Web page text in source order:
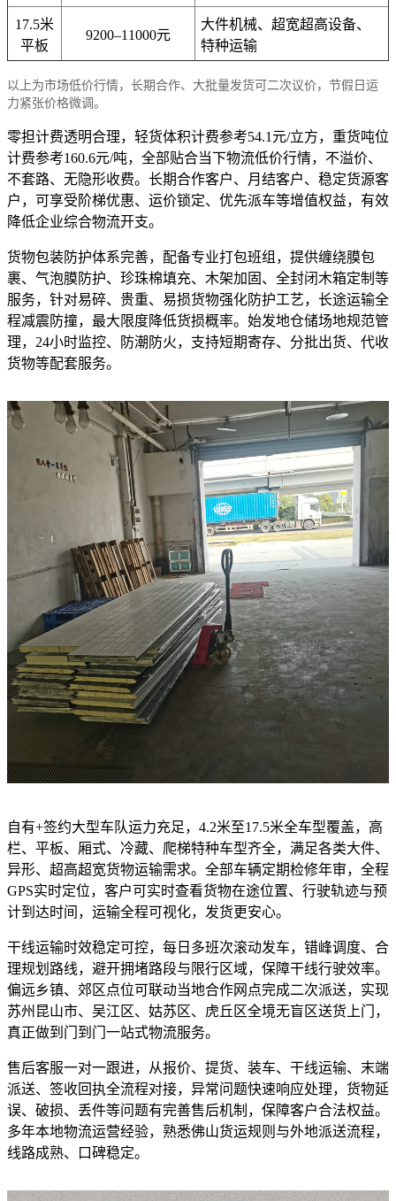
17.5米
平板
9200–11000元
大件机械、超宽超高设备、
特种运输
以上为市场低价行情，长期合作、大批量发货可二次议价，节假日运
力紧张价格微调。
零担计费透明合理，轻货体积计费参考54.1元/立方，重货吨位
计费参考160.6元/吨，全部贴合当下物流低价行情，不溢价、
不套路、无隐形收费。长期合作客户、月结客户、稳定货源客
户，可享受阶梯优惠、运价锁定、优先派车等增值权益，有效
降低企业综合物流开支。
货物包装防护体系完善，配备专业打包班组，提供缠绕膜包
裹、气泡膜防护、珍珠棉填充、木架加固、全封闭木箱定制等
服务，针对易碎、贵重、易损货物强化防护工艺，长途运输全
程减震防撞，最大限度降低货损概率。始发地仓储场地规范管
理，24小时监控、防潮防火，支持短期寄存、分批出货、代收
货物等配套服务。
自有+签约大型车队运力充足，4.2米至17.5米全车型覆盖，高
栏、平板、厢式、冷藏、爬梯特种车型齐全，满足各类大件、
异形、超高超宽货物运输需求。全部车辆定期检修年审，全程
GPS实时定位，客户可实时查看货物在途位置、行驶轨迹与预
计到达时间，运输全程可视化，发货更安心。
干线运输时效稳定可控，每日多班次滚动发车，错峰调度、合
理规划路线，避开拥堵路段与限行区域，保障干线行驶效率。
偏远乡镇、郊区点位可联动当地合作网点完成二次派送，实现
苏州昆山市、吴江区、姑苏区、虎丘区全境无盲区送货上门，
真正做到门到门一站式物流服务。
售后客服一对一跟进，从报价、提货、装车、干线运输、末端
派送、签收回执全流程对接，异常问题快速响应处理，货物延
误、破损、丢件等问题有完善售后机制，保障客户合法权益。
多年本地物流运营经验，熟悉佛山货运规则与外地派送流程，
线路成熟、口碑稳定。